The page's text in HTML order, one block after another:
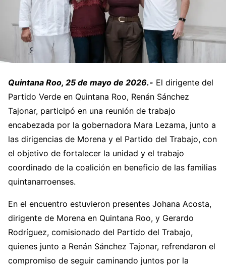
Quintana Roo, 25 de mayo de 2026.- El dirigente del
Partido Verde en Quintana Roo, Renán Sánchez
Tajonar, participó en una reunión de trabajo
encabezada por la gobernadora Mara Lezama, junto a
las dirigencias de Morena y el Partido del Trabajo, con
el objetivo de fortalecer la unidad y el trabajo
coordinado de la coalición en beneficio de las familias
quintanarroenses.
En el encuentro estuvieron presentes Johana Acosta,
dirigente de Morena en Quintana Roo, y Gerardo
Rodríguez, comisionado del Partido del Trabajo,
quienes junto a Renán Sánchez Tajonar, refrendaron el
compromiso de seguir caminando juntos por la